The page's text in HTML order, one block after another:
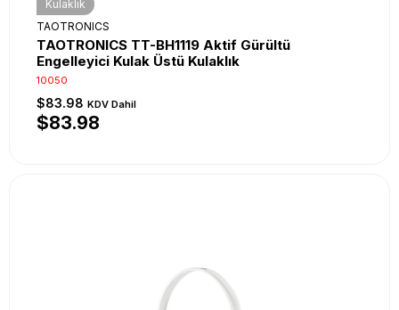
Kulaklık
TAOTRONICS
TAOTRONICS TT-BH1119 Aktif Gürültü
Engelleyici Kulak Üstü Kulaklık
10050
$83.98 KDV Dahil
$83.98